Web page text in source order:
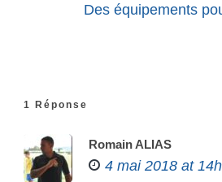
Des équipements
1 Réponse
Romain ALIAS
4 mai 2018 at